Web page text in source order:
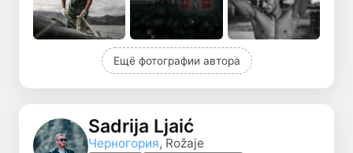
Ещё фотографии автора
Sadrija Ljaić
Черногория, Rožaje